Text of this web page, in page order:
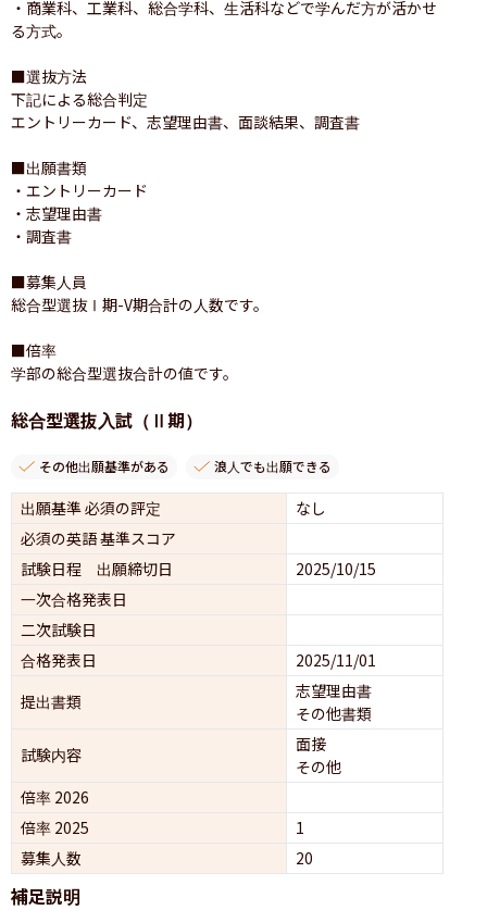
・商業科、工業科、総合学科、生活科などで学んだ方が活かせ
る方式。
■選抜方法
下記による総合判定
エントリーカード、志望理由書、面談結果、調査書
■出願書類
・エントリーカード
・志望理由書
・調査書
■募集人員
総合型選抜Ⅰ期-V期合計の人数です。
■倍率
学部の総合型選抜合計の値です。
総合型選抜入試（Ⅱ期）
その他出願基準がある 浪人でも出願できる
出願基準 必須の評定
なし
必須の英語 基準スコア
試験日程 出願締切日
2025/10/15
一次合格発表日
二次試験日
合格発表日
2025/11/01
提出書類
志望理由書
その他書類
試験内容
面接
その他
倍率 2026
倍率 2025
1
募集人数
20
補足説明